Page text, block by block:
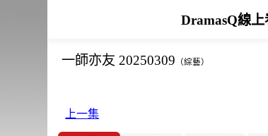
DramasQ線上
一師亦友 20250309 （綜藝）
上一集